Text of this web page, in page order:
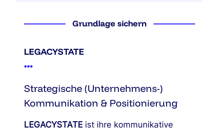
Grundlage sichern
LEGACYSTATE
•••
Strategische (Unternehmens-)
Kommunikation & Positionierung
LEGACYSTATE ist ihre kommunikative